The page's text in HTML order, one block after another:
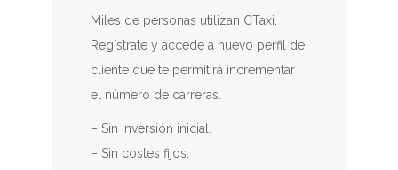
Miles de personas utilizan CTaxi.
Regístrate y accede a nuevo perfil de
cliente que te permitirá incrementar
el número de carreras.
– Sin inversión inicial.
– Sin costes fijos.